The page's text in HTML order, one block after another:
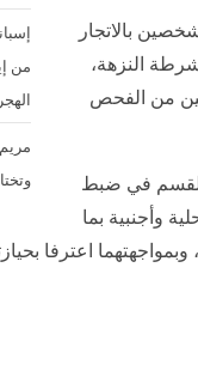
من
بالاتجار
النزهة،
من الفحص
القسم في ضبط
وأجنبية بما
متنوعة، وبمواجهتهما